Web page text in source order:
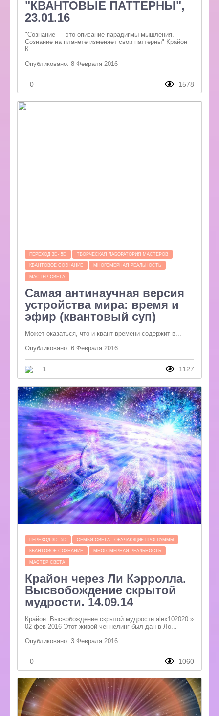
"КВАНТОВЫЕ ПАТТЕРНЫ",
23.01.16
"Сознание — это описание парадигмы мышления.
Сознание на планете изменяет свои паттерны" Крайон
К...
Опубликовано: 8 Февраля 2016
0 1578
ПЕРЕХОД 3D- 5D ТВОРЧЕСКАЯ ЛАБОРАТОРИЯ МАСТЕРОВ
КВАНТОВОЕ СОЗНАНИЕ МНОГОМЕРНАЯ РЕАЛЬНОСТЬ
МАСТЕР СВЕТА
Самая антинаучная версия
устройства мира: время и
эфир (квантовый суп)
Может оказаться, что и квант времени содержит в...
Опубликовано: 6 Февраля 2016
1 1127
ПЕРЕХОД 3D- 5D СЕМЬЯ СВЕТА - ОБУЧАЮЩИЕ ПРОГРАММЫ
КВАНТОВОЕ СОЗНАНИЕ МНОГОМЕРНАЯ РЕАЛЬНОСТЬ
МАСТЕР СВЕТА
Крайон через Ли Кэрролла.
Высвобождение скрытой
мудрости. 14.09.14
Крайон. Высвобождение скрытой мудрости alex102020 »
02 фев 2016 Этот живой ченнелинг был дан в Ло...
Опубликовано: 3 Февраля 2016
0 1060